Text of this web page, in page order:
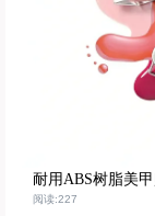
耐用ABS树脂美
阅读:227